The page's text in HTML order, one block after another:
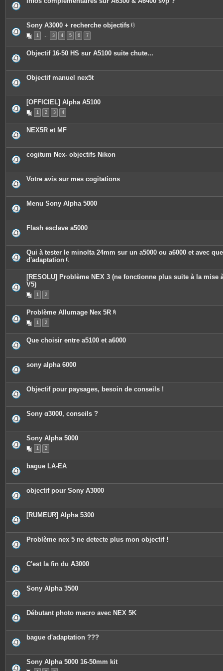
Sony A3000 + recherche objectifs
c
e
o
e
1 … 3 4 5 6 7
Objectif 16-50 HS sur A5100 suite chute...
Objectif manuel nex5t
[OFFICIEL] Alpha A5100
1 2 3 4
NEX5R et MF
cogitum Nex- objectifs Nikon
Votre avis sur mes cogitations
Menu Sony Alpha 5000
Flash esclave a5000
Qui à tester le minolta 24mm sur un a5000 ou a6000 et avec
d'adaptation
i
è
o
i
[RESOLU] Problème NEX 3 (ne fonctionne plus suite à la mise
V5)
1 2
Problème Allumage Nex 5R
c
e
o
e
s
1 2
Que choisir entre a5100 et a6000
sony alpha 6000
Objectif pour paysages, besoin de conseils !
Sony α3000, conseils ?
Sony Alpha 5000
1 2
bague LA-EA
objectif pour Sony A3000
[RUMEUR] Alpha 5300
Problème nex 5 ne detecte plus mon objectif !
C'est la fin du A3000
Sony Alpha 3500
Débutant photo macro avec NEX 5K
bague d'adaptation ???
Sony Alpha 5000 16-50mm kit